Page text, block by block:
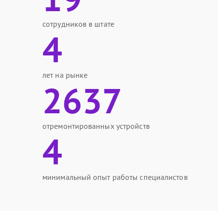
сотрудников в штате
4
лет на рынке
2637
отремонтированных устройств
4
минимальный опыт работы специалистов